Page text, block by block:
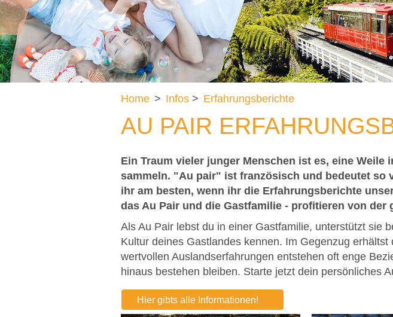
Home > Infos > Erfahrungsberichte
AU PAIR
Ein Traum vieler junger Menschen ist es, eine
sammeln. "Au pair" ist französisch und bedeutet so
ihr am besten, wenn ihr die Erfahrungsberichte
das Au Pair und die Gastfamilie - profitieren von
Als Au Pair lebst du in einer Gastfamilie, unterstützt sie
Kultur deines Gastlandes kennen. Im Gegenzug
wertvollen Auslandserfahrungen entstehen oft enge
hinaus bestehen bleiben. Starte jetzt dein persönliches
Hier gibts alle Informationen!